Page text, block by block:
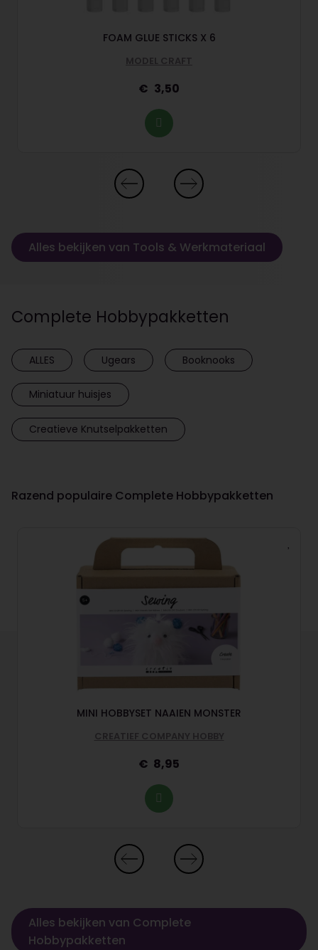
FOAM GLUE STICKS X 6
MODEL CRAFT
3,50
Alles bekijken van Tools & Werkmateriaal
Complete Hobbypakketten
ALLES Ugears Booknooks
Miniatuur huisjes
Creatieve Knutselpakketten
Razend populaire Complete Hobbypakketten
MINI HOBBYSET NAAIEN MONSTER
CREATIEF COMPANY HOBBY
8,95
Alles bekijken van Complete
Hobbypakketten